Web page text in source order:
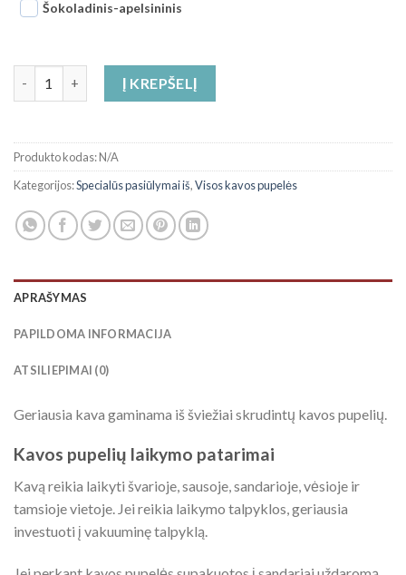
Šokoladinis-apelsininis
produkto kiekis: Degustacinė pakuotė 8x200g pasirinkite savo
Į KREPŠELĮ
Produkto kodas:N/A
Kategorijos:Specialūs pasiūlymai iš,Visos kavos pupelės
APRAŠYMAS
PAPILDOMA INFORMACIJA
ATSILIEPIMAI (0)
Geriausia kava gaminama iš šviežiai skrudintų kavos pupelių.
Kavos pupelių laikymo patarimai
Kavą reikia laikyti švarioje, sausoje, sandarioje, vėsioje ir
tamsioje vietoje. Jei reikia laikymo talpyklos, geriausia
investuoti į vakuuminę talpyklą.